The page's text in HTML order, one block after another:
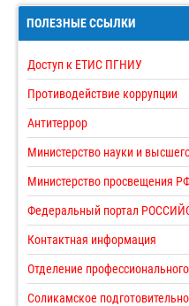
ПОЛЕЗНЫЕ ССЫЛКИ
Доступ к ЕТИС ПГНИУ
Противодействие коррупции
Антитеррор
Министерство науки и
Министерство просвещения
Федеральный портал
Контактная информация
Отделение
Соликамское